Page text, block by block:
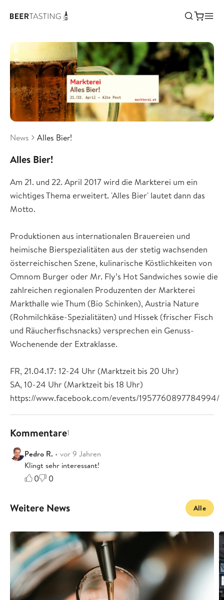
News Alles Bier!
Alles Bier!
Am 21. und 22. April 2017 wird die Markterei um ein
wichtiges Thema erweitert. 'Alles Bier' lautet dann das
Motto.
Produktionen aus internationalen Brauereien und
heimische Bierspezialitäten aus der stetig wachsenden
österreichischen Szene, kulinarische Köstlichkeiten von
Omnom Burger oder Mr. Fly’s Hot Sandwiches sowie die
zahlreichen regionalen Produzenten der Markterei
Markthalle wie Thum (Bio Schinken), Austria Nature
(Rohmilchkäse-Spezialitäten) und Hissek (frischer Fisch
und Räucherfischsnacks) versprechen ein Genuss-
Wochenende der Extraklasse.
FR, 21.04.17: 12-24 Uhr (Marktzeit bis 20 Uhr)
SA, 10-24 Uhr (Marktzeit bis 18 Uhr)
https://www.facebook.com/events/1957760897784994/
Kommentare1
Pedro R. • vor 9 Jahren
Klingt sehr interessant!
0 0
Weitere News Alle